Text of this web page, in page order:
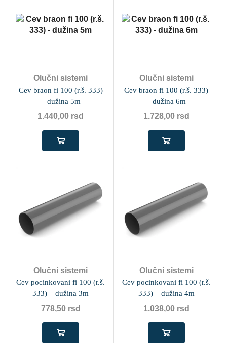
Olučni sistemi
Cev braon fi 100 (r.š. 333)
– dužina 5m
1.440,00 rsd
Olučni sistemi
Cev braon fi 100 (r.š. 333)
– dužina 6m
1.728,00 rsd
Olučni sistemi
Cev pocinkovani fi 100 (r.š.
333) – dužina 3m
778,50 rsd
Olučni sistemi
Cev pocinkovani fi 100 (r.š.
333) – dužina 4m
1.038,00 rsd